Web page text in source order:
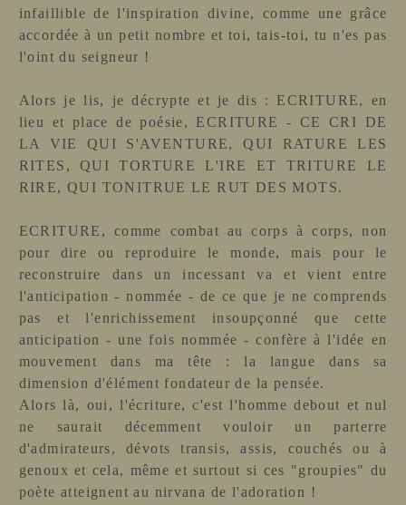
infaillible de l'inspiration divine, comme une grâce
accordée à un petit nombre et toi, tais-toi, tu n'es pas
l'oint du seigneur !
Alors je lis, je décrypte et je dis : ECRITURE, en
lieu et place de poésie, ECRITURE - CE CRI DE
LA VIE QUI S'AVENTURE, QUI RATURE LES
RITES, QUI TORTURE L'IRE ET TRITURE LE
RIRE, QUI TONITRUE LE RUT DES MOTS.
ECRITURE, comme combat au corps à corps, non
pour dire ou reproduire le monde, mais pour le
reconstruire dans un incessant va et vient entre
l'anticipation - nommée - de ce que je ne comprends
pas et l'enrichissement insoupçonné que cette
anticipation - une fois nommée - confère à l'idée en
mouvement dans ma tête : la langue dans sa
dimension d'élément fondateur de la pensée.
Alors là, oui, l'écriture, c'est l'homme debout et nul
ne saurait décemment vouloir un parterre
d'admirateurs, dévots transis, assis, couchés ou à
genoux et cela, même et surtout si ces "groupies" du
poète atteignent au nirvana de l'adoration !